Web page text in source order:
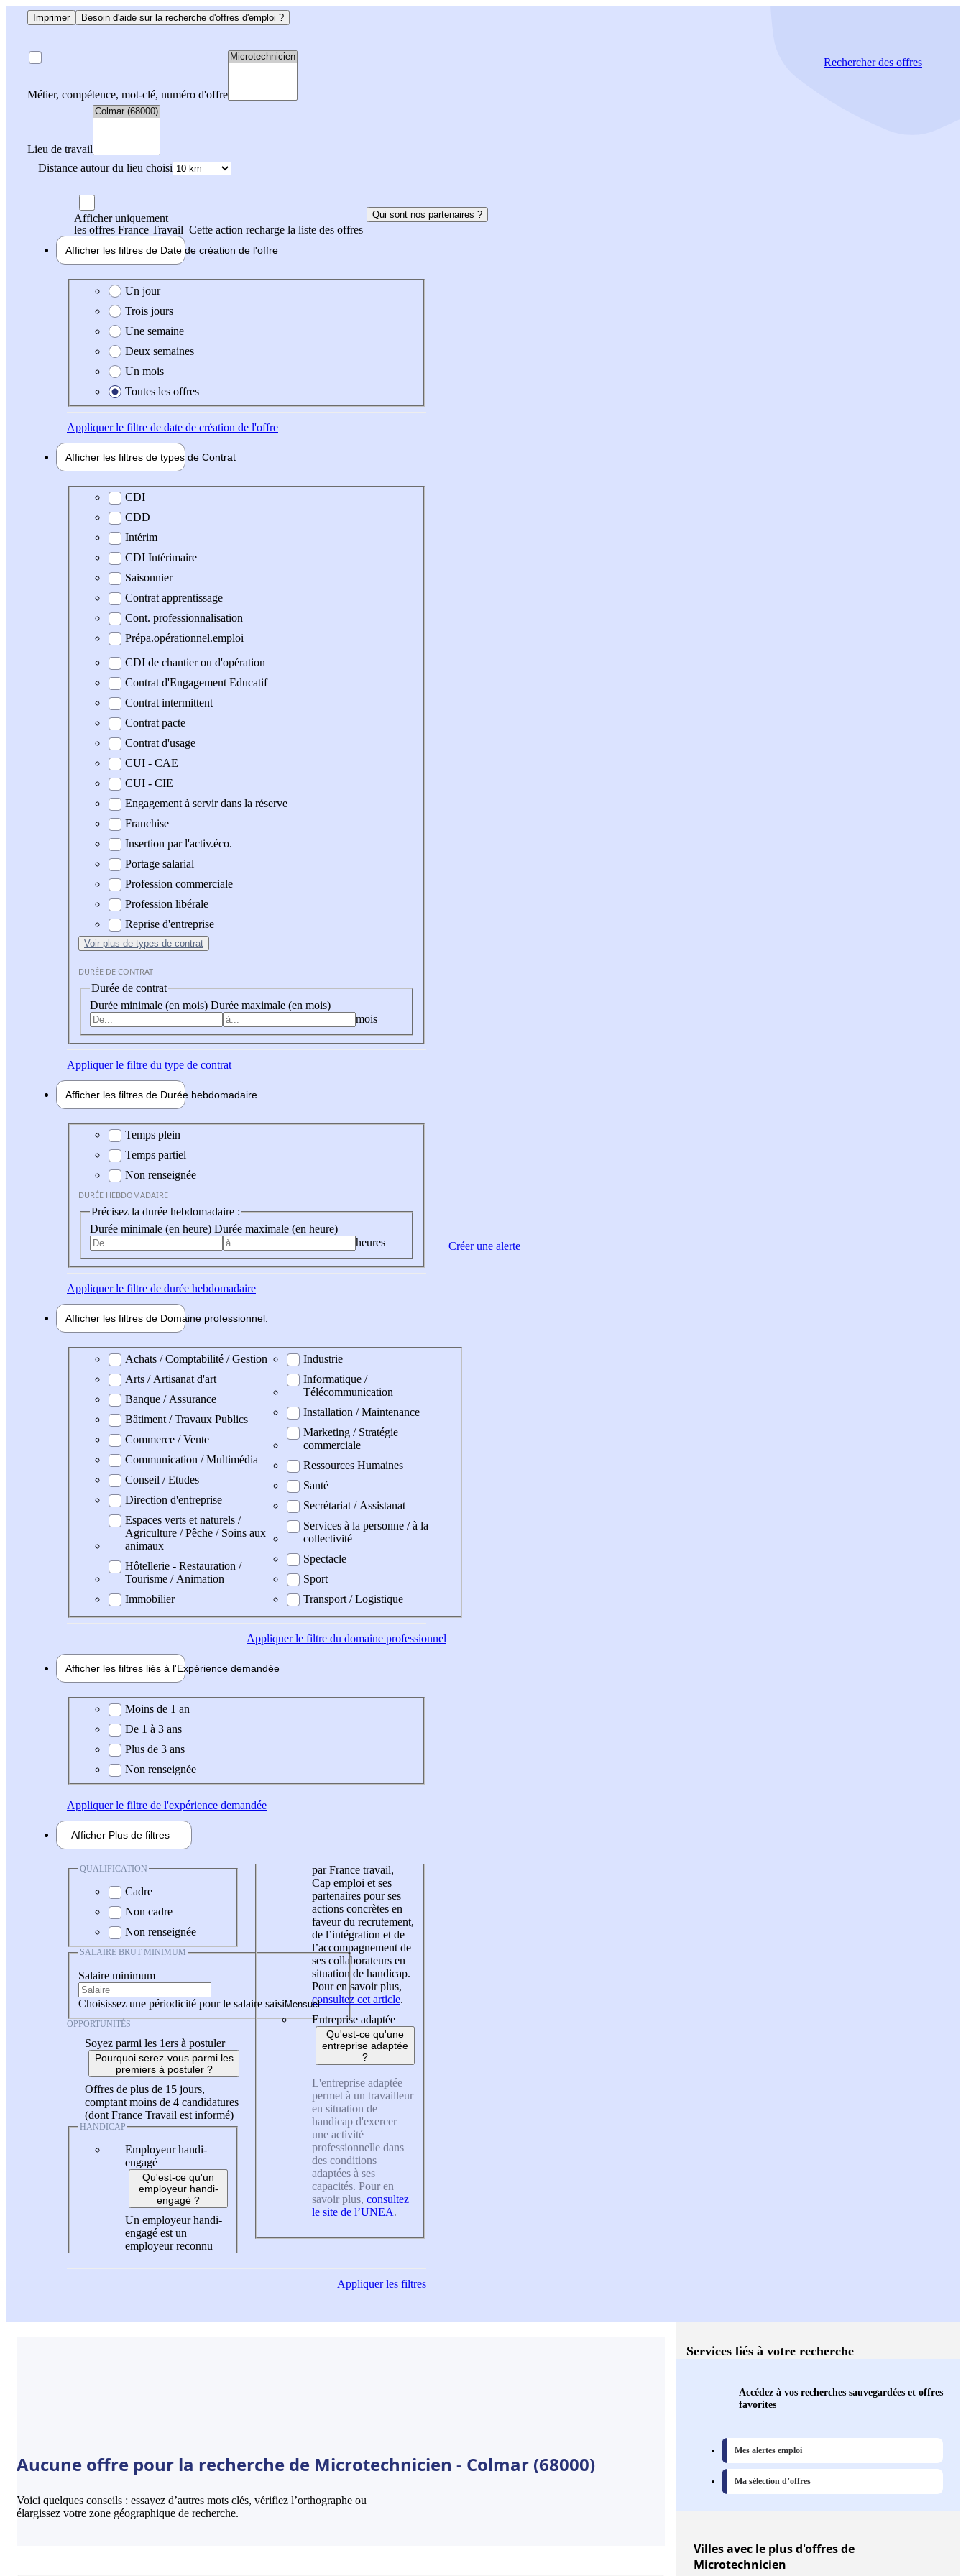
Imprimer Besoin d'aide sur la recherche d'offres d'emploi ?
Métier, compétence, mot-clé, numéro d'offre
Lieu de travail
Distance autour du lieu choisi
Rechercherdes offres
Afficher uniquement
les offres France Travail Cette action recharge la liste des offres
Qui sont nos partenaires ?
Afficher les filtres de Date de création de l'offre
Date de création de l'offre
Un jour
Trois jours
Une semaine
Deux semaines
Un mois
Toutes les offres
Appliquerle filtre de date de création de l'offre
Afficher les filtres de types de Contrat
Type de contrat
CDI
CDD
Intérim
CDI Intérimaire
Saisonnier
Contrat apprentissage
Cont. professionnalisation
Prépa.opérationnel.emploi
CDI de chantier ou d'opération
Contrat d'Engagement Educatif
Contrat intermittent
Contrat pacte
Contrat d'usage
CUI - CAE
CUI - CIE
Engagement à servir dans la réserve
Franchise
Insertion par l'activ.éco.
Portage salarial
Profession commerciale
Profession libérale
Reprise d'entreprise
Voir plus de types de contrat
DURÉE DE CONTRAT
Durée de contrat
Durée minimale (en mois) Durée maximale (en mois)
mois
Appliquerle filtre du type de contrat
Afficher les filtres de Durée hebdomadaire
Durée hebdomadaire
Temps plein
Temps partiel
Non renseignée
DURÉE HEBDOMADAIRE
Précisez la durée hebdomadaire :
Durée minimale (en heure) Durée maximale (en heure)
heures
Appliquerle filtre de durée hebdomadaire
Afficher les filtres de Domaine professionnel
Domaine professionel
Achats / Comptabilité / Gestion
Arts / Artisanat d'art
Banque / Assurance
Bâtiment / Travaux Publics
Commerce / Vente
Communication / Multimédia
Conseil / Etudes
Direction d'entreprise
Espaces verts et naturels /
Agriculture / Pêche / Soins aux
animaux
Hôtellerie - Restauration /
Tourisme / Animation
Immobilier
Industrie
Informatique /
Télécommunication
Installation / Maintenance
Marketing / Stratégie
commerciale
Ressources Humaines
Santé
Secrétariat / Assistanat
Services à la personne / à la
collectivité
Spectacle
Sport
Transport / Logistique
Appliquerle filtre du domaine professionnel
Afficher les filtres liés à l'Expérience demandée
Expérience demandée
Moins de 1 an
De 1 à 3 ans
Plus de 3 ans
Non renseignée
Appliquerle filtre de l'expérience demandée
Afficher Plus de filtres
QUALIFICATION
Cadre
Non cadre
Non renseignée
SALAIRE BRUT MINIMUM
Salaire minimum
Choisissez une périodicité pour le salaire saisi
OPPORTUNITÉS
Soyez parmi les 1ers à postuler
Pourquoi serez-vous parmi les
premiers à postuler ?
Offres de plus de 15 jours,
comptant moins de 4 candidatures
(dont France Travail est informé)
HANDICAP
Employeur handi-
engagé
Qu'est-ce qu'un
employeur handi-
engagé ?
Un employeur handi-
engagé est un
employeur reconnu
par France travail,
Cap emploi et ses
partenaires pour ses
actions concrètes en
faveur du recrutement,
de l’intégration et de
l’accompagnement de
ses collaborateurs en
situation de handicap.
Pour en savoir plus,
consultez cet article.
Entreprise adaptée
Qu'est-ce qu'une
entreprise adaptée
?
L'entreprise adaptée
permet à un travailleur
en situation de
handicap d'exercer
une activité
professionnelle dans
des conditions
adaptées à ses
capacités. Pour en
savoir plus, consultez
le site de l’UNEA.
Appliquerles filtres
Créer une alerte
Aucune offre pour la recherche de Microtechnicien - Colmar (68000)
Voici quelques conseils : essayez d’autres mots clés, vérifiez l’orthographe ou
élargissez votre zone géographique de recherche.
Services liés à votre recherche
Accédez à vos recherches sauvegardées et offres
favorites
Mes alertes emploi
Ma sélection d’offres
Villesavec le plus d'offres de
Microtechnicien